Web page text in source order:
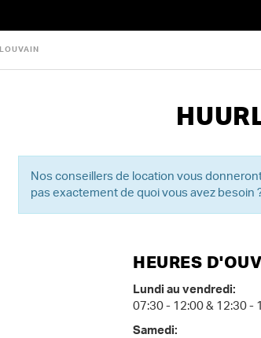
LOUVAIN
Nos conseillers de location vous
pas exactement de quoi vous avez besoin
HEURES
Lundi au vendredi:
07:30 - 12:00 & 12:30 -
Samedi: